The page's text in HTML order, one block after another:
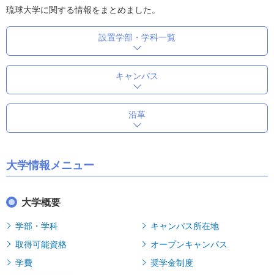
琉球大学に関する情報をまとめました。
設置学部・学科一覧
キャンパス
沿革
大学情報メニュー
大学概要
学部・学科
キャンパス所在地
取得可能資格
オープンキャンパス
学費
奨学金制度